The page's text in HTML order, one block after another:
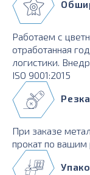
Работаем с
отработанная
логистики.
ISO 9001:2015
При заказе
прокат по вашим